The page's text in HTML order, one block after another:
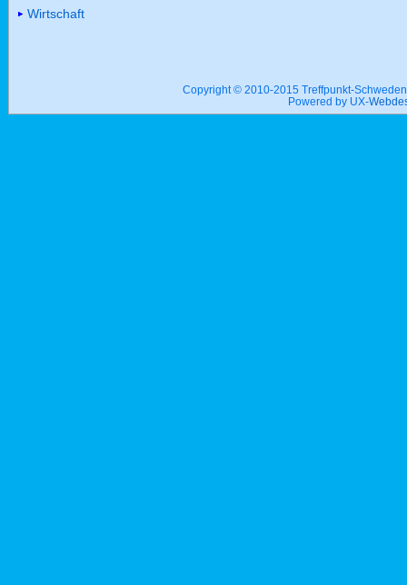
Wirtschaft
Copyright © 2010-2015 Treffpunkt-
Powered by UX-